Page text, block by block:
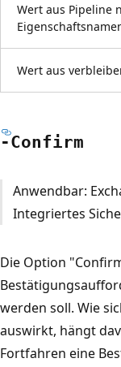
Wert aus Pipeline
Wert aus
-Confirm
Anwendbar:
Integriertes
Die Option
werden soll. Wie
auswirkt, hängt
Fortfahren eine